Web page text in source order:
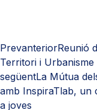
PrevanteriorReunió
Territori i Urbanisme
següentLa Mútua
amb InspiraTlab, un
a joves